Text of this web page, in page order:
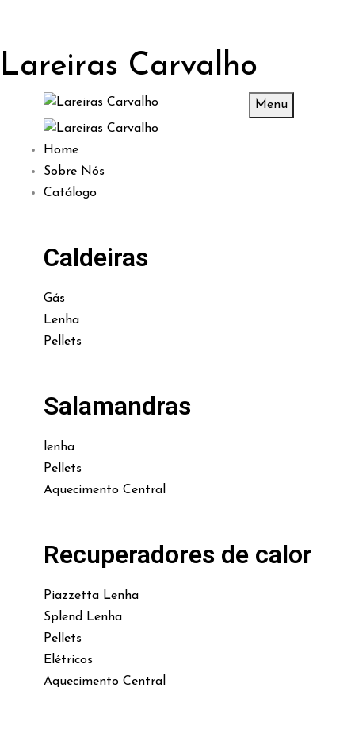
Lareiras Carvalho
Menu
Home
Sobre Nós
Catálogo
Caldeiras
Gás
Lenha
Pellets
Salamandras
lenha
Pellets
Aquecimento Central
Recuperadores de calor
Piazzetta Lenha
Splend Lenha
Pellets
Elétricos
Aquecimento Central